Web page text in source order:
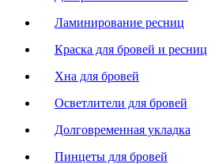
Ламинирование ресниц
Краска для бровей и ресниц
Хна для бровей
Осветлители для бровей
Долговременная укладка
Пинцеты для бровей